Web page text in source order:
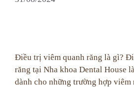
Điều trị viêm quanh răng là gì?
răng tại Nha khoa Dental House
dành cho những trường hợp viêm